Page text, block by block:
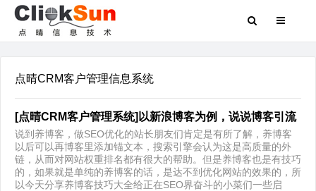
点晴CRM客户管理信息系统
[点晴CRM客户管理系统]以新浪博客为例，说说博客引流
说到养博客，做SEO优化的站长朋友们肯定是有所了解，养博客
以后可以再博客里添加锚文本，搜索引擎会认为这是高质量的外
链，从而对网站权重排名都有很大的帮助。但是养博客也是有技巧
的，如果就是单纯的养博客的话，是达不到优化网站的效果的，所
以今天分享养博客技巧大全给正在SEO界奋斗的小菜们一些启